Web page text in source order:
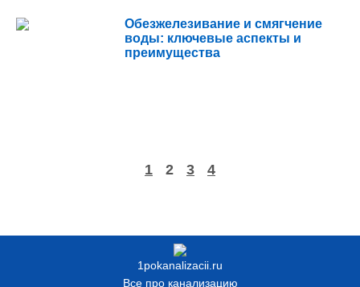
Обезжелезивание и смягчение
воды: ключевые аспекты и
преимущества
1 2 3 4
1pokanalizacii.ru
Все про канализацию